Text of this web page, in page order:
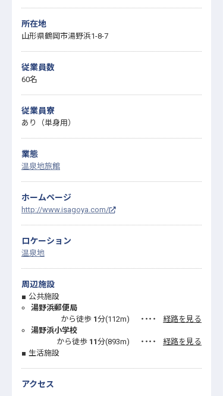
所在地
山形県鶴岡市湯野浜1-8-7
従業員数
60名
従業員寮
あり（単身用）
業態
温泉地旅館
ホームページ
http://www.isagoya.com/
ロケーション
温泉地
周辺施設
公共施設
湯野浜郵便局
から徒歩 1分(112m) ・・・・
経路を見る
湯野浜小学校
から徒歩 11分(893m) ・・・・
経路を見る
生活施設
アクセス